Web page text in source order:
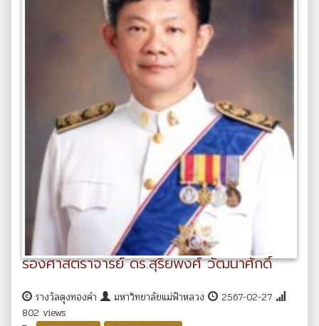
รองศาสตราจารย์ ดร.สุริยพงศ์ วัฒนาศักดิ์
รางวัลตุงทองคำ มหาวิทยาลัยแม่ฟ้าหลวง
2567-02-27
802 views